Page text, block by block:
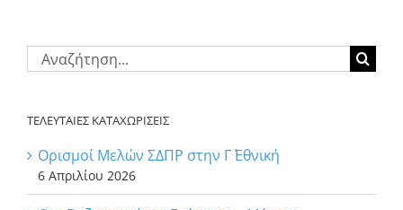
Αναζήτηση
για:
ΤΕΛΕΥΤΑΙΕΣ ΚΑΤΑΧΩΡΙΣΕΙΣ
Ορισμοί Μελών ΣΔΠΡ στην Γ΄ Εθνική
6 Απριλίου 2026